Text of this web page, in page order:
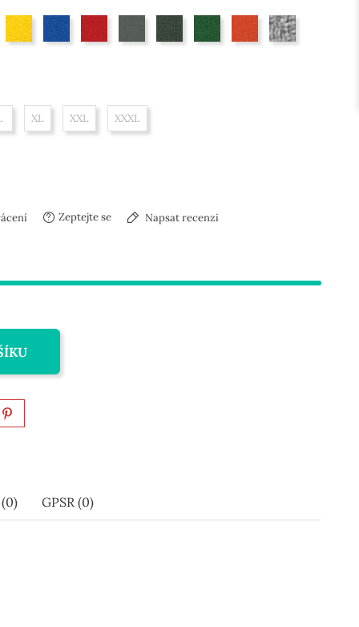
tmavá břidlice
military lahvově zelená
oranžovátmavě šedý
XL XXL XXXL
Zeptejte se Napsat recenzi
GPSR (0)